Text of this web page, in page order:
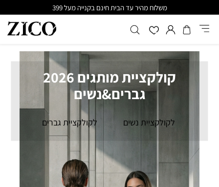
משלוח מהיר עד הבית חינם בקנייה מעל 399
קולקציית מותגים 2026
גברים&נשים
לקולקציית נשים לקולקציית גברים